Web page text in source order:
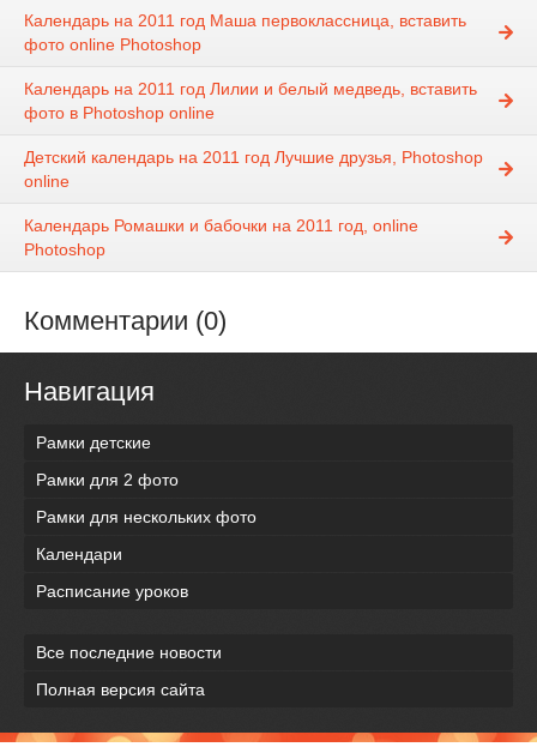
Календарь на 2011 год Маша первоклассница, вставить
фото online Photoshop
Календарь на 2011 год Лилии и белый медведь, вставить
фото в Photoshop online
Детский календарь на 2011 год Лучшие друзья, Photoshop
online
Календарь Ромашки и бабочки на 2011 год, online
Photoshop
Комментарии (0)
Навигация
Рамки детские
Рамки для 2 фото
Рамки для нескольких фото
Календари
Расписание уроков
Все последние новости
Полная версия сайта